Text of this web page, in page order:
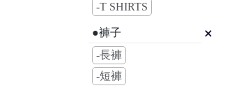
-T SHIRTS
●褲子
-長褲
-短褲